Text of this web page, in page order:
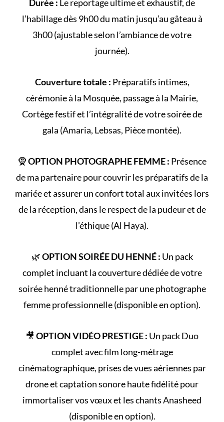
Durée : Le reportage ultime et exhaustif, de
l’habillage dès 9h00 du matin jusqu’au gâteau à
3h00 (ajustable selon l’ambiance de votre
journée).
Couverture totale : Préparatifs intimes,
cérémonie à la Mosquée, passage à la Mairie,
Cortègefestif et l’intégralité de votresoirée de
gala (Amaria, Lebsas, Pièce montée).
🧕OPTION PHOTOGRAPHE FEMME : Présence
de ma partenaire pour couvrir les préparatifs de la
mariée et assurer un confort total aux invitées lors
de la réception, dans le respect de la pudeur et de
l’éthique (Al Haya).
🌿OPTION SOIRÉE DU HENNÉ : Un pack
complet incluant la couverture dédiée de votre
soirée hennétraditionnelle par une photographe
femme professionnelle (disponible en option).
🎥 OPTION VIDÉO PRESTIGE : Un pack Duo
complet avec film long-métrage
cinématographique, prises de vues aériennes par
drone et captation sonore haute fidélité pour
immortaliser vos vœux et les chants Anasheed
(disponible en option).